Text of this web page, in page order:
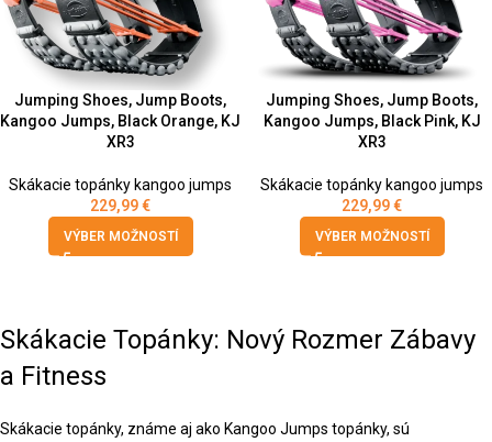
Jumping Shoes, Jump Boots,
Kangoo Jumps, Black Orange, KJ
XR3
Skákacie topánky kangoo jumps
229,99€
VÝBER MOŽNOSTÍ
Jumping Shoes, Jump Boots,
Kangoo Jumps, Black Pink, KJ
XR3
Skákacie topánky kangoo jumps
229,99€
VÝBER MOŽNOSTÍ
Skákacie Topánky: Nový Rozmer Zábavy
a Fitness
Skákacie topánky, známe aj ako Kangoo Jumps topánky, sú